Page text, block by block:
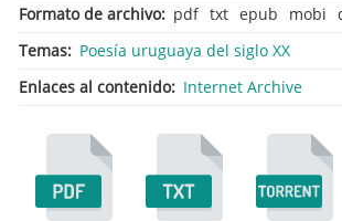
Formato de archivo
pdf txt epub mobi
Temas
Poesía uruguaya del siglo XX
Enlaces al contenido
Internet Archive